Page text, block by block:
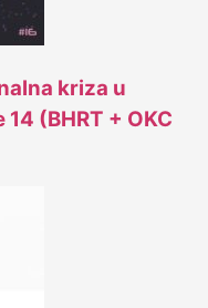
kriza u
(BHRT + OKC